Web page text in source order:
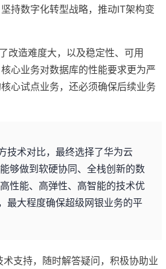
持数字化转型战略，推动IT架构变
改造难度大，以及稳定性、可用
心业务对数据库的性能要求更为严
心试点业务，还必须确保后续业务
技术对比，最终选择了华为云
够做到软硬协同、全栈创新的数
性能、高弹性、高智能的技术优
最大程度确保超级网银业务的平
支持，随时解答疑问，积极协助业